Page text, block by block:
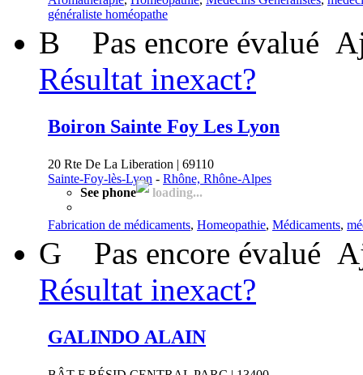
généraliste homéopathe
B Pas encore évalué
Résultat inexact?
Boiron Sainte Foy Les Lyon
20 Rte De La Liberation | 69110
Sainte-Foy-lès-Lyon - Rhône, Rhône-Alpes
See phone
loading...
Fabrication de médicaments, Homeopathie, Médicaments,
G Pas encore évalué
Résultat inexact?
GALINDO ALAIN